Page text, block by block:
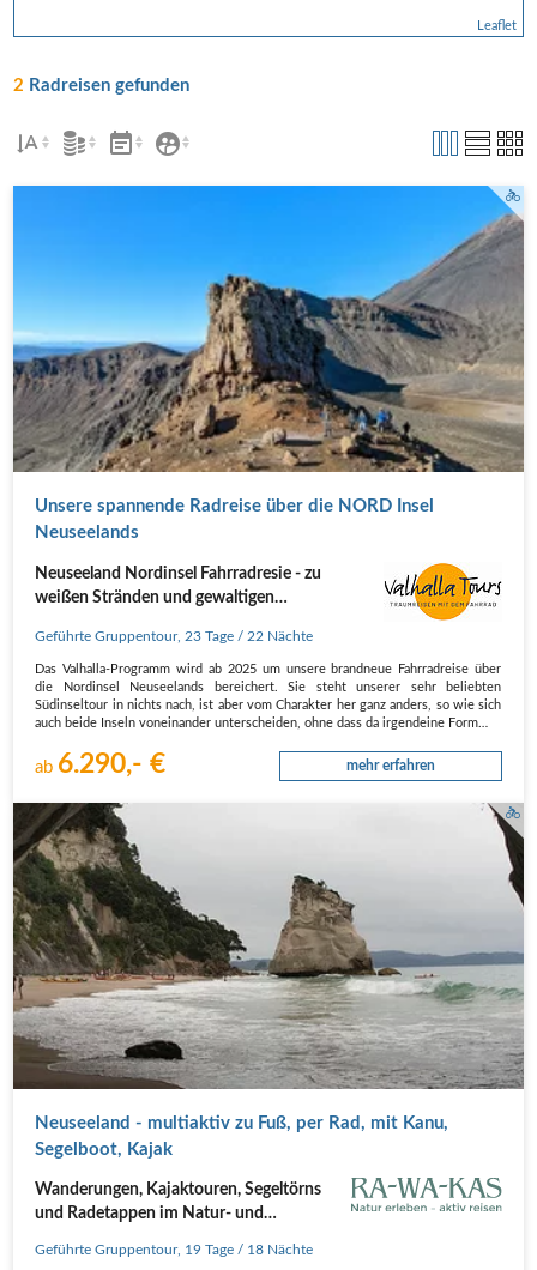
Leaflet
2 Radreisen gefunden
Unsere spannende Radreise über die NORD Insel
Neuseelands
Neuseeland Nordinsel Fahrradresie - zu
weißen Stränden und gewaltigen
Geführte Gruppentour, 23 Tage / 22 Nächte
Das Valhalla-Programm wird ab 2025 um unsere brandneue Fahrradreise über
die Nordinsel Neuseelands bereichert. Sie steht unserer sehr beliebten
Südinseltour in nichts nach, ist aber vom Charakter her ganz anders, so wie sich
auch beide Inseln voneinander unterscheiden, ohne dass da irgendeine Form…
ab 6.290,- € mehr erfahren
Neuseeland - multiaktiv zu Fuß, per Rad, mit Kanu,
Segelboot, Kajak
Wanderungen, Kajaktouren, Segeltörns
und Radetappen im Natur- und
Geführte Gruppentour, 19 Tage / 18 Nächte